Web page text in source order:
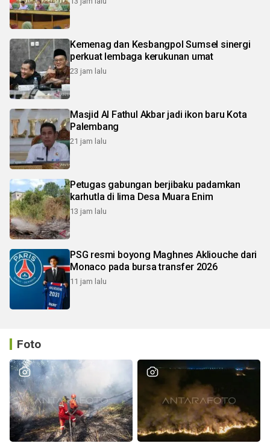
Kemenag dan Kesbangpol Sumsel sinergi
perkuat lembaga kerukunan umat
23 jam lalu
Masjid Al Fathul Akbar jadi ikon baru Kota
Palembang
21 jam lalu
Petugas gabungan berjibaku padamkan
karhutla di lima Desa Muara Enim
13 jam lalu
PSG resmi boyong Maghnes Akliouche dari
Monaco pada bursa transfer 2026
11 jam lalu
Foto